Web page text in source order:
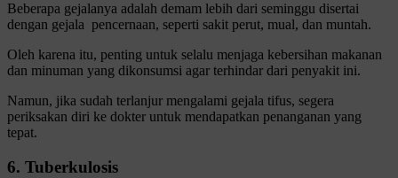
Beberapa gejalanya adalah demam lebih dari seminggu disertai
dengan gejala pencernaan, seperti sakit perut, mual, dan muntah.
Oleh karena itu, penting untuk selalu menjaga kebersihan makanan
dan minuman yang dikonsumsi agar terhindar dari penyakit ini.
Namun, jika sudah terlanjur mengalami gejala tifus, segera
periksakan diri ke dokter untuk mendapatkan penanganan yang
tepat.
6. Tuberkulosis